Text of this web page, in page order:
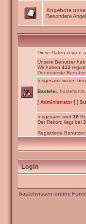
Angebote
Besondere
Diese Daten zeigen
Unsere Benutzer
Wir haben 413
Der neueste
Insgesamt waren
Bastelei
basteltante
[ Administrator ] [
Insgesamt sind 36
Der Rekord liegt bei
Registrierte
Login
bastelwissen-online